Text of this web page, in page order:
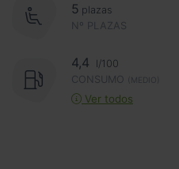
Nº PLAZAS
5 plazas
4,4
l/100
CONSUMO
(MEDIO)
Ver todos